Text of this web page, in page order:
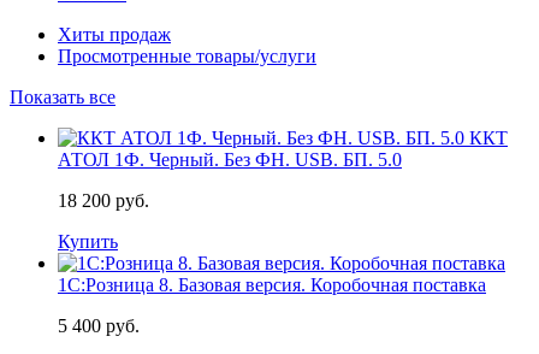
Хиты продаж
Просмотренные товары/услуги
Показать все
ККТ
АТОЛ 1Ф. Черный. Без ФН. USB. БП. 5.0
18 200 руб.
Купить
1С:Розница 8. Базовая версия. Коробочная поставка
5 400 руб.